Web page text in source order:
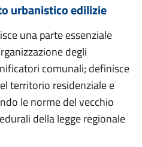
urbanistico edilizie
una parte essenziale
degli
comunali; definisce
territorio residenziale e
le norme del vecchio
della legge regionale